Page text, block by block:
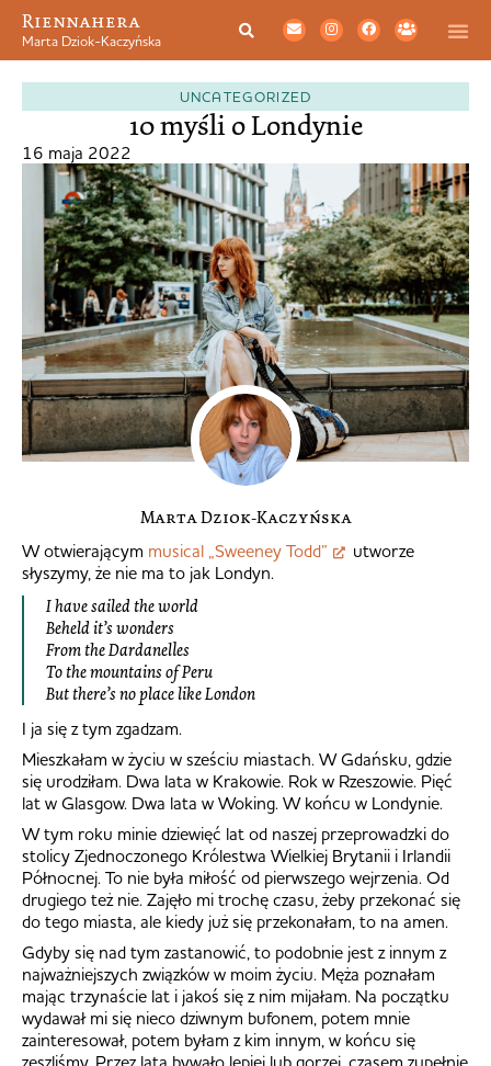
Riennahera
Marta Dziok-Kaczyńska
UNCATEGORIZED
10 myśli o Londynie
16 maja 2022
Marta Dziok-Kaczyńska
W otwierającym musical „Sweeney Todd”
utworze
słyszymy, że nie ma to jak Londyn.
I have sailed the world
Beheld it’s wonders
From the Dardanelles
To the mountains of Peru
But there’s no place like London
I ja się z tym zgadzam.
Mieszkałam w życiu w sześciu miastach. W Gdańsku, gdzie
się urodziłam. Dwa lata w Krakowie. Rok w Rzeszowie. Pięć
lat w Glasgow. Dwa lata w Woking. W końcu w Londynie.
W tym roku minie dziewięć lat od naszej przeprowadzki do
stolicy Zjednoczonego Królestwa Wielkiej Brytanii i Irlandii
Północnej. To nie była miłość od pierwszego wejrzenia. Od
drugiego też nie. Zajęło mi trochę czasu, żeby przekonać się
do tego miasta, ale kiedy już się przekonałam, to na amen.
Gdyby się nad tym zastanowić, to podobnie jest z innym z
najważniejszych związków w moim życiu. Męża poznałam
mając trzynaście lat i jakoś się z nim mijałam. Na początku
wydawał mi się nieco dziwnym bufonem, potem mnie
zainteresował, potem byłam z kim innym, w końcu się